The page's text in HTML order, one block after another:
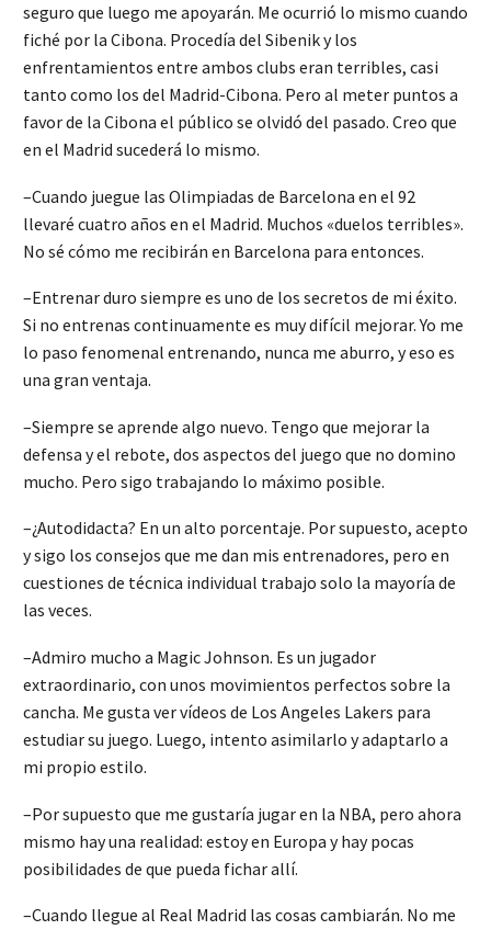
seguro que luego me apoyarán. Me ocurrió lo mismo cuando
fiché por la Cibona. Procedía del Sibenik y los
enfrentamientos entre ambos clubs eran terribles, casi
tanto como los del Madrid-Cibona. Pero al meter puntos a
favor de la Cibona el público se olvidó del pasado. Creo que
en el Madrid sucederá lo mismo.
–Cuando juegue las Olimpiadas de Barcelona en el 92
llevaré cuatro años en el Madrid. Muchos «duelos terribles».
No sé cómo me recibirán en Barcelona para entonces.
–Entrenar duro siempre es uno de los secretos de mi éxito.
Si no entrenas continuamente es muy difícil mejorar. Yo me
lo paso fenomenal entrenando, nunca me aburro, y eso es
una gran ventaja.
–Siempre se aprende algo nuevo. Tengo que mejorar la
defensa y el rebote, dos aspectos del juego que no domino
mucho. Pero sigo trabajando lo máximo posible.
–¿Autodidacta? En un alto porcentaje. Por supuesto, acepto
y sigo los consejos que me dan mis entrenadores, pero en
cuestiones de técnica individual trabajo solo la mayoría de
las veces.
–Admiro mucho a Magic Johnson. Es un jugador
extraordinario, con unos movimientos perfectos sobre la
cancha. Me gusta ver vídeos de Los Angeles Lakers para
estudiar su juego. Luego, intento asimilarlo y adaptarlo a
mi propio estilo.
–Por supuesto que me gustaría jugar en la NBA, pero ahora
mismo hay una realidad: estoy en Europa y hay pocas
posibilidades de que pueda fichar allí.
–Cuando llegue al Real Madrid las cosas cambiarán. No me